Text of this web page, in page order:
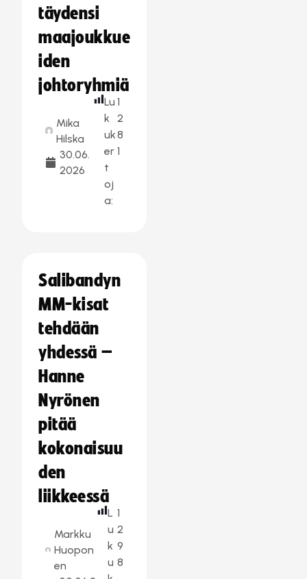
täydensi
maajoukkue
iden
johtoryhmiä
Mika
Hilska
30.06.
2026
Lu
k
uk
er
t
oj
a:
1
2
8
1
Salibandyn
MM-kisat
tehdään
yhdessä –
Hanne
Nyrönen
pitää
kokonaisuu
den
liikkeessä
Markku
Huopon
en
L
u
k
u
1
2
9
8